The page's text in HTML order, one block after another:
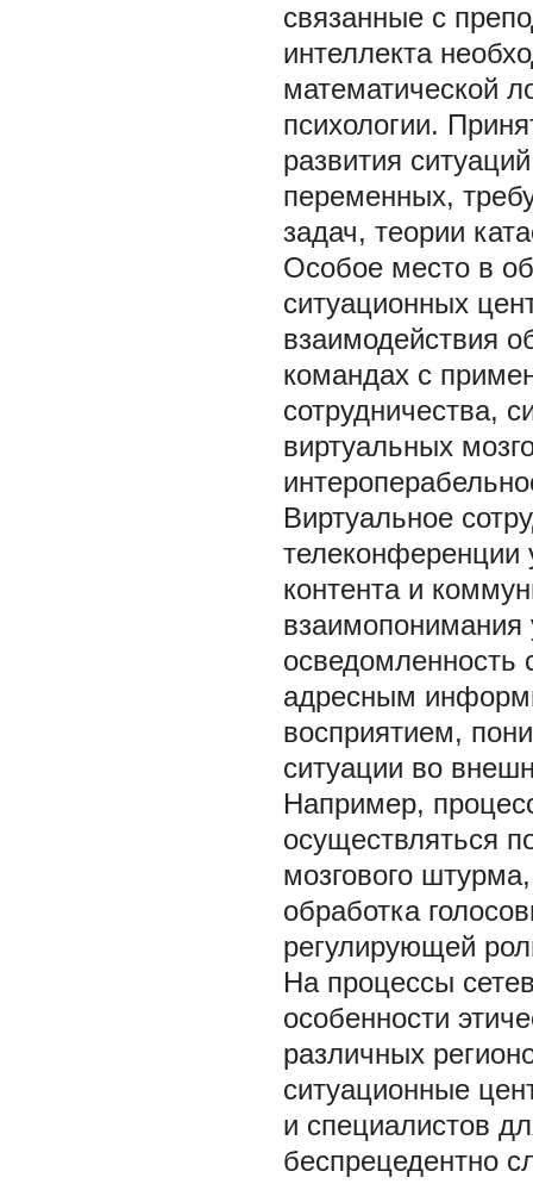
связанные с
интеллекта
математической
психологии.
развития
переменных,
задач, теории
Особое место в
ситуационных
взаимодействия
командах с
сотрудничества,
виртуальных
Виртуальное
телеконференции
контента и
взаимопонимания
осведомленность
адресным
восприятием,
ситуации во
Например,
осуществляться
мозгового
обработка
регулирующей
На процессы
особенности
различных
ситуационные
и специалистов
беспрецедентно